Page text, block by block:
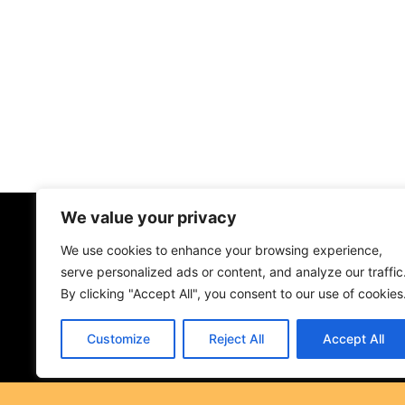
We value your privacy
We use cookies to enhance your browsing experience,
serve personalized ads or content, and analyze our traffic.
By clicking "Accept All", you consent to our use of cookies.
Customize Reject All Accept All